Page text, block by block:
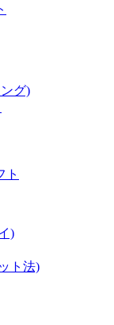
グ)
ト
)
ト法)